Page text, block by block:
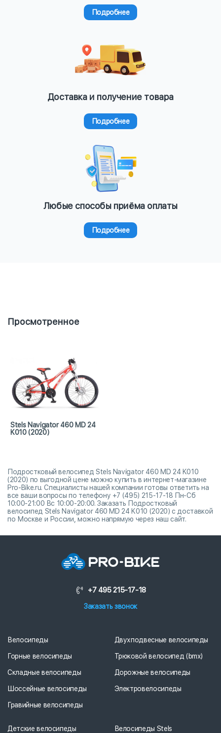
Подробнее
Доставка и получение товара
Подробнее
Любые способы приёма оплаты
Подробнее
Просмотренное
Stels Navigator 460 MD 24
K010 (2020)
Подростковый велосипед Stels Navigator 460 MD 24 K010
(2020) по выгодной цене можно купить в интернет-магазине
Pro-Bike.ru. Специалисты нашей компании готовы ответить на
все ваши вопросы по телефону +7 (495) 215-17-18 Пн-Сб
10:00-21:00 Вс 10:00-20:00. Заказать Подростковый
велосипед Stels Navigator 460 MD 24 K010 (2020) с доставкой
по Москве и России, можно напрямую через наш сайт.
+7 495 215-17-18
Заказать звонок
Велосипеды
Горные велосипеды
Складные велосипеды
Шоссейные велосипеды
Гравийные велосипеды
Двухподвесные велосипеды
Трюковой велосипед (bmx)
Дорожные велосипеды
Электровелосипеды
Детские велосипеды Велосипеды Stels